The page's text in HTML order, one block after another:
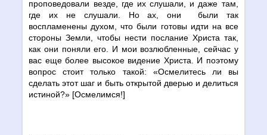
проповедовали везде, где их слушали, и даже там,
где их не слушали. Но ах, они были так
воспламенены духом, что были готовы идти на все
стороны Земли, чтобы нести послание Христа так,
как они поняли его. И мои возлюбленные, сейчас у
вас еще более высокое видение Христа. И поэтому
вопрос стоит только такой: «Осмелитесь ли вы
сделать этот шаг и быть открытой дверью и делиться
истиной?» [Осмелимся!]